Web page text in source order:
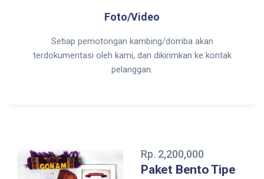
Foto/Video
Setiap pemotongan kambing/domba akan
terdokumentasi oleh kami, dan dikirimkan ke kontak
pelanggan.
Rp. 2,200,000
Paket Bento Tipe